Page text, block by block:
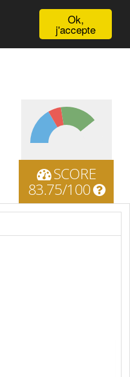
Ok,
j'accepte
SCORE
83.75/100